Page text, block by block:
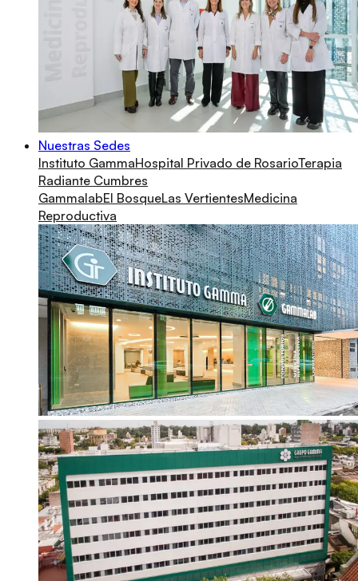
Nuestras Sedes
Instituto GammaHospital Privado de RosarioTerapia
Radiante Cumbres
GammalabEl BosqueLas VertientesMedicina
Reproductiva